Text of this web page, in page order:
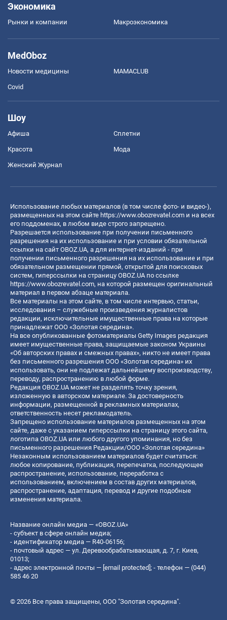
Экономика
Рынки и компании Mакроэкономика
MedOboz
Новости медицины MAMACLUB
Covid
Шоу
Афиша Сплетни
Красота Мода
Женский Журнал
Использование любых материалов (в том числе фото- и видео-),
размещенных на этом сайте https://www.obozrevatel.com и на всех
его поддоменах, в любом виде строго запрещено.
Разрешается использование при получении письменного
разрешения на их использование и при условии обязательной
ссылки на сайт OBOZ.UA, а для интернет-изданий - при
получении письменного разрешения на их использование и при
обязательном размещении прямой, открытой для поисковых
систем, гиперссылки на страницу OBOZ.UA по ссылке
https://www.obozrevatel.com, на которой размещен оригинальный
материал в первом абзаце материала.
Все материалы на этом сайте, в том числе интервью, статьи,
исследования – служебные произведения журналистов
редакции, исключительные имущественные права на которые
принадлежат ООО «Золотая середина».
На все опубликованные фотоматериалы Getty Images редакция
имеет имущественные права, защищаемые законом Украины
«Об авторских правах и смежных правах», никто не имеет права
без письменного разрешения ООО «Золотая середина» их
использовать, они не подлежат дальнейшему воспроизводству,
переводу, распространению в любой форме.
Редакция OBOZ.UA может не разделять точку зрения,
изложенную в авторском материале. За достоверность
информации, размещенной в рекламных материалах,
ответственность несет рекламодатель.
Запрещено использование материалов размещенных на этом
сайте, даже с указанием гиперссылки на страницу этого сайта,
логотипа OBOZ.UA или любого другого упоминания, но без
письменного разрешения Редакции/ООО «Золотая середина»
Незаконным использованием материалов будет считаться:
любое копирование, публикация, перепечатка, последующее
распространение, использование, переработка с
использованием, включением в состав других материалов,
распространение, адаптация, перевод и другие подобные
изменения материала.
Название онлайн медиа — «OBOZ.UA»
- субъект в сфере онлайн медиа;
- идентификатор медиа — R40-06156;
- почтовый адрес — ул. Деревообрабатывающая, д. 7, г. Киев,
01013;
- адрес электронной почты — [email protected]; - телефон — (044)
585 46 20
© 2026 Все права защищены, ООО "Золотая середина".